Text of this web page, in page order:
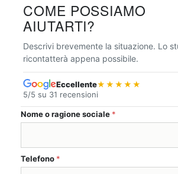
COME POSSIAMO
AIUTARTI?
Descrivi brevemente la situazione. Lo
ricontatterà appena possibile.
Eccellente★★★★★
5/5 su 31 recensioni
Nome o ragione sociale *
Telefono *